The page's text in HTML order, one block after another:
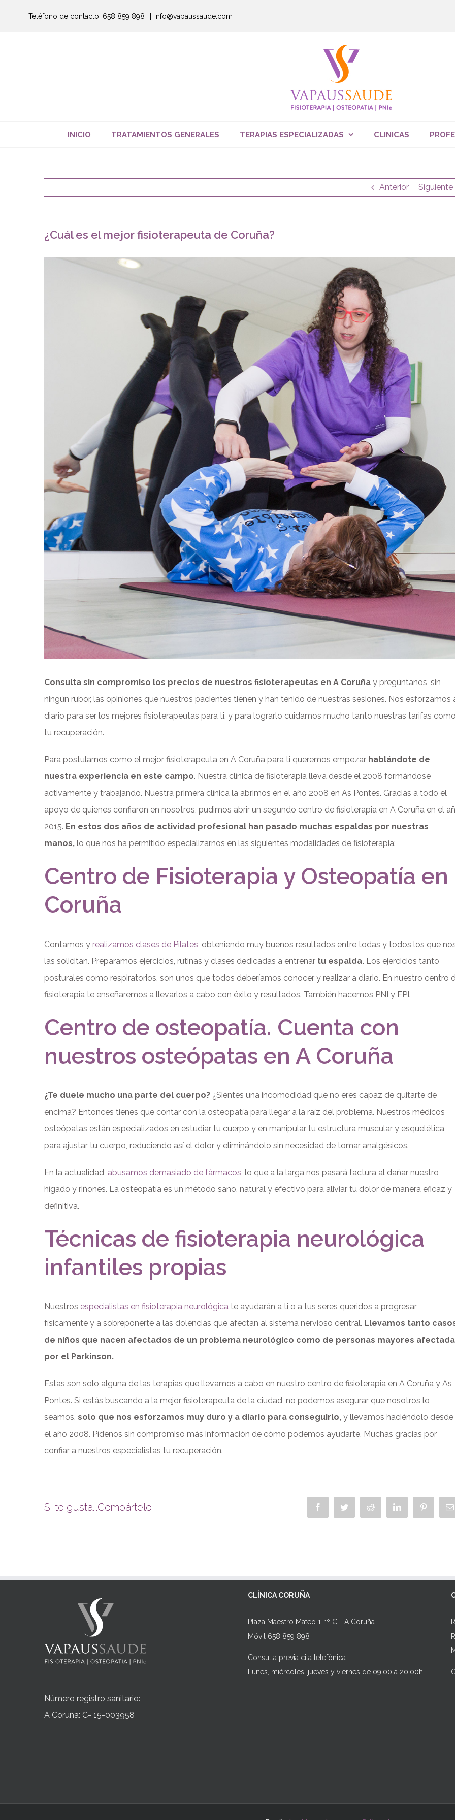
Teléfono de contacto: 658 859 898 | info@vapaussaude.com
INICIO TRATAMIENTOS GENERALES TERAPIAS ESPECIALIZADAS CLINICAS
Anterior Siguiente
¿Cuál es el mejor fisioterapeuta de Coruña?
Consulta sin compromiso los precios de nuestros fisioterapeutas en A Coruña y pregúntanos, sin
ningún rubor, las opiniones que nuestros pacientes tienen y han tenido de nuestras sesiones. Nos esforzamos
diario para ser los mejores fisioterapeutas para ti, y para lograrlo cuidamos mucho tanto nuestras tarifas
tu recuperación.
Para postularnos como el mejor fisioterapeuta en A Coruña para ti queremos empezar hablándote de
nuestra experiencia en este campo. Nuestra clínica de fisioterapia lleva desde el 2008 formándose
activamente y trabajando. Nuestra primera clínica la abrimos en el año 2008 en As Pontes. Gracias a todo el
apoyo de quienes confiaron en nosotros, pudimos abrir un segundo centro de fisioterapia en A Coruña en el
2015. En estos dos años de actividad profesional han pasado muchas espaldas por nuestras
manos, lo que nos ha permitido especializarnos en las siguientes modalidades de fisioterapia:
Centro de Fisioterapia y Osteopatía en
Coruña
Contamos y realizamos clases de Pilates , obteniendo muy buenos resultados entre todas y todos los que
las solicitan. Preparamos ejercicios, rutinas y clases dedicadas a entrenar tu espalda. Los ejercicios tanto
posturales como respiratorios, son unos que todos deberíamos conocer y realizar a diario. En nuestro centro
fisioterapia te enseñaremos a llevarlos a cabo con éxito y resultados. También hacemos PNI y EPI.
Centro de osteopatía. Cuenta con
nuestros osteópatas en A Coruña
¿Te duele mucho una parte del cuerpo? ¿Sientes una incomodidad que no eres capaz de quitarte de
encima? Entonces tienes que contar con la osteopatía para llegar a la raíz del problema. Nuestros médicos
osteópatas están especializados en estudiar tu cuerpo y en manipular tu estructura muscular y esquelética
para ajustar tu cuerpo, reduciendo así el dolor y eliminándolo sin necesidad de tomar analgésicos.
En la actualidad, abusamos demasiado de fármacos, lo que a la larga nos pasará factura al dañar nuestro
hígado y riñones. La osteopatía es un método sano, natural y efectivo para aliviar tu dolor de manera eficaz y
definitiva.
Técnicas de fisioterapia neurológica
infantiles propias
Nuestros especialistas en fisioterapia neurológica te ayudarán a ti o a tus seres queridos a progresar
físicamente y a sobreponerte a las dolencias que afectan al sistema nervioso central. Llevamos tanto
de niños que nacen afectados de un problema neurológico como de personas mayores
por el Parkinson.
Estas son solo alguna de las terapias que llevamos a cabo en nuestro centro de fisioterapia en A Coruña y As
Pontes. Si estás buscando a la mejor fisioterapeuta de la ciudad, no podemos asegurar que nosotros lo
seamos, solo que nos esforzamos muy duro y a diario para conseguirlo, y llevamos haciéndolo desde
el año 2008. Pídenos sin compromiso más información de cómo podemos ayudarte. Muchas gracias por
confiar a nuestros especialistas tu recuperación.
Si te gusta...Compártelo! Facebook Twitter Reddit LinkedIn Pinterest
Número registro sanitario:
A Coruña: C- 15-003958
CLÍNICA CORUÑA
Plaza Maestro Mateo 1-1º C - A Coruña
Móvil 658 859 898
Consulta previa cita telefónica
Lunes, miércoles, jueves y viernes de 09:00 a 20:00h